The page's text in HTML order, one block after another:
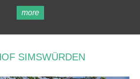
more
SIMSWÜRDEN